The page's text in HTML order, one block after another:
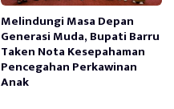
Melindungi Masa Depan
Generasi Muda, Bupati Barru
Taken Nota Kesepahaman
Pencegahan Perkawinan
Anak